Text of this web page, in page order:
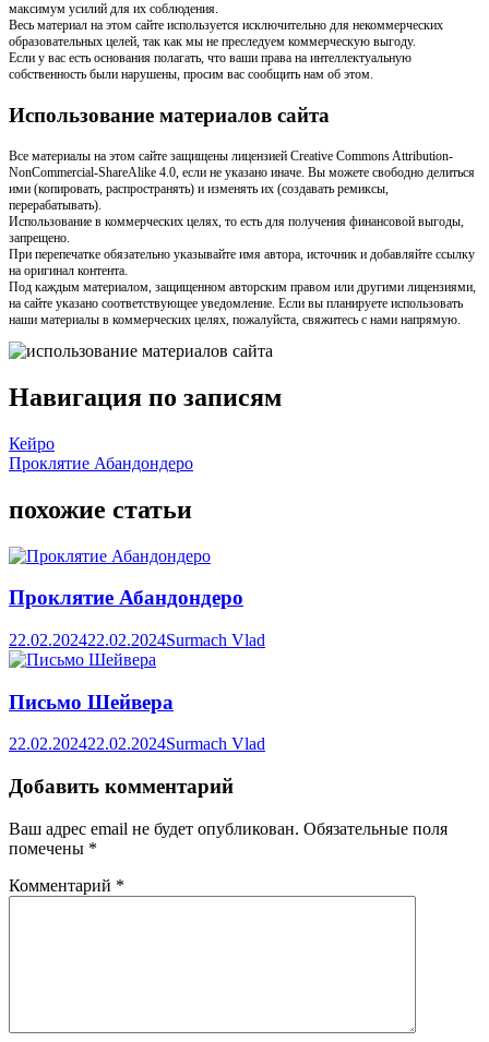
максимум усилий для их соблюдения.
Весь материал на этом сайте используется исключительно для некоммерческих
образовательных целей, так как мы не преследуем коммерческую выгоду.
Если у вас есть основания полагать, что ваши права на интеллектуальную
собственность были нарушены, просим вас сообщить нам об этом.
Использование материалов сайта
Все материалы на этом сайте защищены лицензией Creative Commons Attribution-
NonCommercial-ShareAlike 4.0, если не указано иначе. Вы можете свободно делиться
ими (копировать, распространять) и изменять их (создавать ремиксы,
перерабатывать).
Использование в коммерческих целях, то есть для получения финансовой выгоды,
запрещено.
При перепечатке обязательно указывайте имя автора, источник и добавляйте ссылку
на оригинал контента.
Под каждым материалом, защищенном авторским правом или другими лицензиями,
на сайте указано соответствующее уведомление. Если вы планируете использовать
наши материалы в коммерческих целях, пожалуйста, свяжитесь с нами напрямую.
Навигация по записям
Кейро
Проклятие Абандондеро
похожие статьи
Проклятие Абандондеро
22.02.202422.02.2024Surmach Vlad
Письмо Шейвера
22.02.202422.02.2024Surmach Vlad
Добавить комментарий
Ваш адрес email не будет опубликован. Обязательные поля
помечены *
Комментарий *